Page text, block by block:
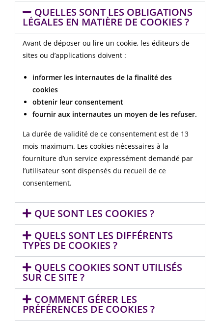
QUELLES SONT LES OBLIGATIONS
LÉGALES EN MATIÈRE DE COOKIES ?
Avant de déposer ou lire un cookie, les éditeurs de
sites ou d’applications doivent :
informer les internautes de la finalité des
cookies
obtenir leur consentement
fournir aux internautes un moyen de les refuser.
La durée de validité de ce consentement est de 13
mois maximum. Les cookies nécessaires à la
fourniture d’un service expressément demandé par
l’utilisateur sont dispensés du recueil de ce
consentement.
QUE SONT LES COOKIES ?
QUELS SONT LES DIFFÉRENTS
TYPES DE COOKIES ?
QUELS COOKIES SONT UTILISÉS
SUR CE SITE ?
COMMENT GÉRER LES
PRÉFÉRENCES DE COOKIES ?